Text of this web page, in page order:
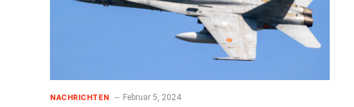
NACHRICHTEN Februar 5, 2024